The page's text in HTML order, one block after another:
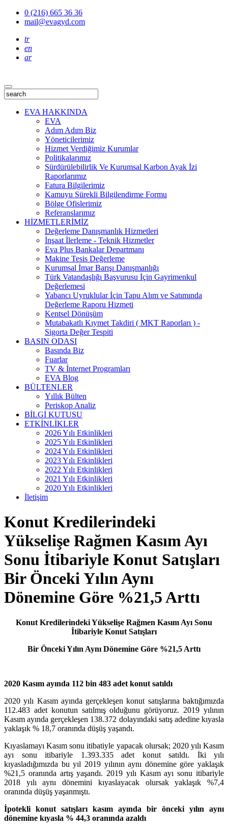
0 (216) 665 36 36
mail@evagyd.com
tr
en
ar
EVA HAKKINDA
EVA
Adım Adım Biz
Yöneticilerimiz
Hizmet Verdiğimiz Kurumlar
Politikalarımız
Sürdürülebilirlik Ve Kurumsal Karbon Ayak İzi
Raporlarımız
Fatura Bilgilerimiz
Kamuyu Sürekli Bilgilendirme Formu
Bölge Ofislerimiz
Referanslarımız
HİZMETLERİMİZ
Değerleme Danışmanlık Hizmetleri
İnşaat İlerleme - Teknik Hizmetler
Eva Plus Bankalar Departmanı
Makine Tesis Değerleme
Kurumsal İmar Barışı Danışmanlığı
Türk Vatandaşlığı Başvurusu İçin Gayrimenkul
Değerlemesi
Yabancı Uyruklular İçin Tapu Alım ve Satımında
Değerleme Raporu Hizmeti
Kentsel Dönüşüm
Mutabakatlı Kıymet Takdiri ( MKT Raporları ) -
Sigorta Değer Tespiti
BASIN ODASI
Basında Biz
Fuarlar
TV & İnternet Programları
EVA Blog
BÜLTENLER
Yıllık Bülten
Periskop Analiz
BİLGİ KUTUSU
ETKİNLİKLER
2026 Yılı Etkinlikleri
2025 Yılı Etkinlikleri
2024 Yılı Etkinlikleri
2023 Yılı Etkinlikleri
2022 Yılı Etkinlikleri
2021 Yılı Etkinlikleri
2020 Yılı Etkinlikleri
İletişim
Konut Kredilerindeki
Yükselişe Rağmen Kasım Ayı
Sonu İtibariyle Konut Satışları
Bir Önceki Yılın Aynı
Dönemine Göre %21,5 Arttı
Konut Kredilerindeki Yükselişe Rağmen Kasım Ayı Sonu
İtibariyle Konut Satışları
Bir Önceki Yılın Aynı Dönemine Göre %21,5 Arttı
2020 Kasım ayında 112 bin 483 adet konut satıldı
2020 yılı Kasım ayında gerçekleşen konut satışlarına baktığımızda
112.483 adet konutun satılmış olduğunu görüyoruz. 2019 yılının
Kasım ayında gerçekleşen 138.372 dolayındaki satış adedine kıyasla
yaklaşık % 18,7 oranında düşüş yaşandı.
Kıyaslamayı Kasım sonu itibatiyle yapacak olursak; 2020 yılı Kasım
ayı sonu itibariyle 1.393.335 adet konut satıldı. İki yılı
kıyasladığımızda bu yıl 2019 yılının aynı dönemine göre yaklaşık
%21,5 oranında artış yaşandı. 2019 yılı Kasım ayı sonu itibariyle
2018 yılı aynı dönemini kıyaslayacak olursak yaklaşık %7,4
oranında düşüş yaşanmıştı.
İpotekli konut satışları kasım ayında bir önceki yılın aynı
dönemine kıyasla % 44,3 oranında azaldı